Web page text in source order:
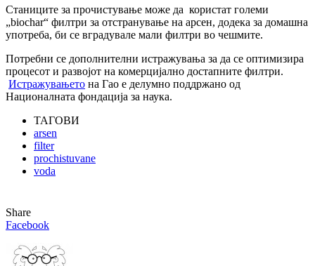
Станиците за прочистување може да користат големи
„biochar“ филтри за отстранување на арсен, додека за домашна
употреба, би се вградувале мали филтри во чешмите.
Потребни се дополнителни истражувања за да се оптимизира
процесот и развојот на комерцијално достапните филтри.
Истражувањето на Гао е делумно поддржано од
Националната фондација за наука.
ТАГОВИ
arsen
filter
prochistuvane
voda
Share
Facebook